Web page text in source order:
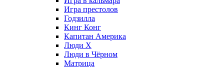
Игра престолов
Годзилла
Кинг Конг
Капитан Америка
Люди X
Люди в Чёрном
Матрица